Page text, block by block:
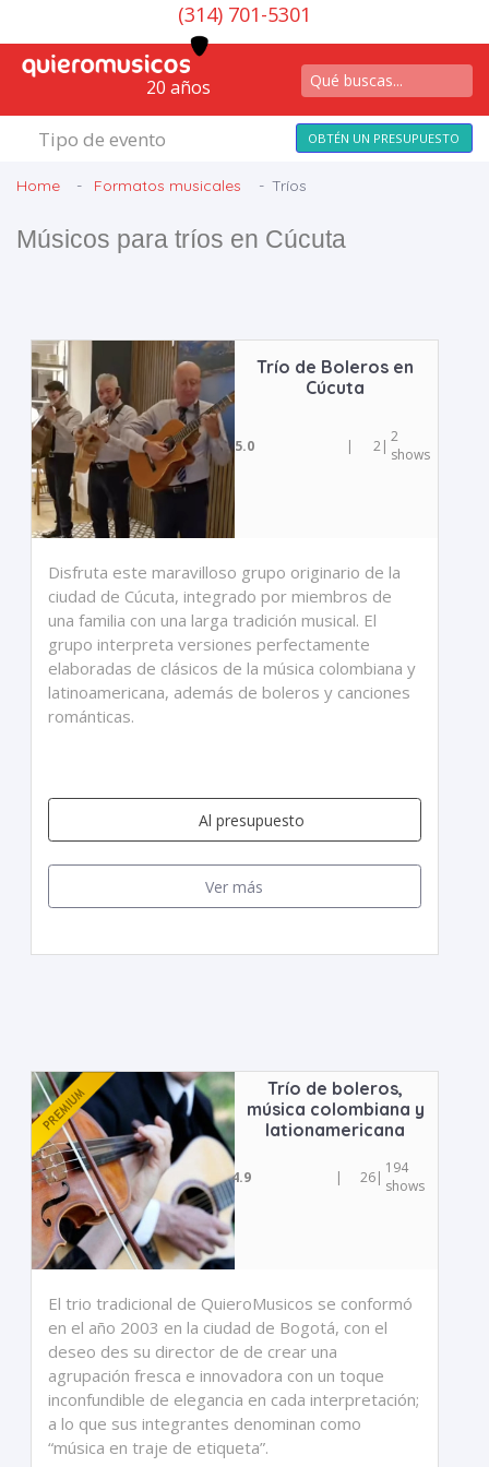
(314) 701-5301
20 años
Tipo de evento OBTÉN UN PRESUPUESTO
Home Formatos musicales Tríos
Músicos para tríos en Cúcuta
Trío de Boleros en
Cúcuta
5.0 | 2| 2
shows
Disfruta este maravilloso grupo originario de la
ciudad de Cúcuta, integrado por miembros de
una familia con una larga tradición musical. El
grupo interpreta versiones perfectamente
elaboradas de clásicos de la música colombiana y
latinoamericana, además de boleros y canciones
románticas.
Al presupuesto
Ver más
Trío de boleros,
música colombiana y
lationamericana
4.9 | 26| 194
shows
El trio tradicional de QuieroMusicos se conformó
en el año 2003 en la ciudad de Bogotá, con el
deseo des su director de de crear una
agrupación fresca e innovadora con un toque
inconfundible de elegancia en cada interpretación;
a lo que sus integrantes denominan como
“música en traje de etiqueta”.